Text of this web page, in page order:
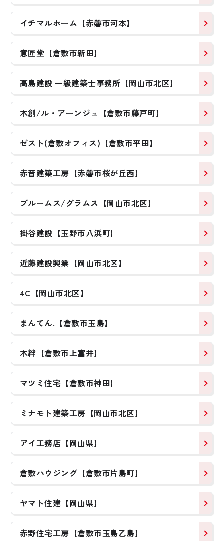
イチマルホーム【赤磐市河本】
意匠堂【倉敷市新田】
高島建設 一級建築士事務所【岡山市北区】
木創/ル・アーンジュ【倉敷市藤戸町】
ゼスト(倉敷オフィス)【倉敷市平田】
赤音建築工房【赤磐市桜が丘西】
ブルームス/グラムス【岡山市北区】
掛谷建設【玉野市八浜町】
近藤建設興業【岡山市北区】
4C【岡山市北区】
まんてん.【倉敷市玉島】
木絆【倉敷市上富井】
マツミ住宅【倉敷市神田】
ミナモト建築工房【岡山市北区】
アイ工務店【岡山県】
倉敷ハウジング【倉敷市片島町】
ヤマト住建【岡山県】
赤野住宅工房【倉敷市玉島乙島】